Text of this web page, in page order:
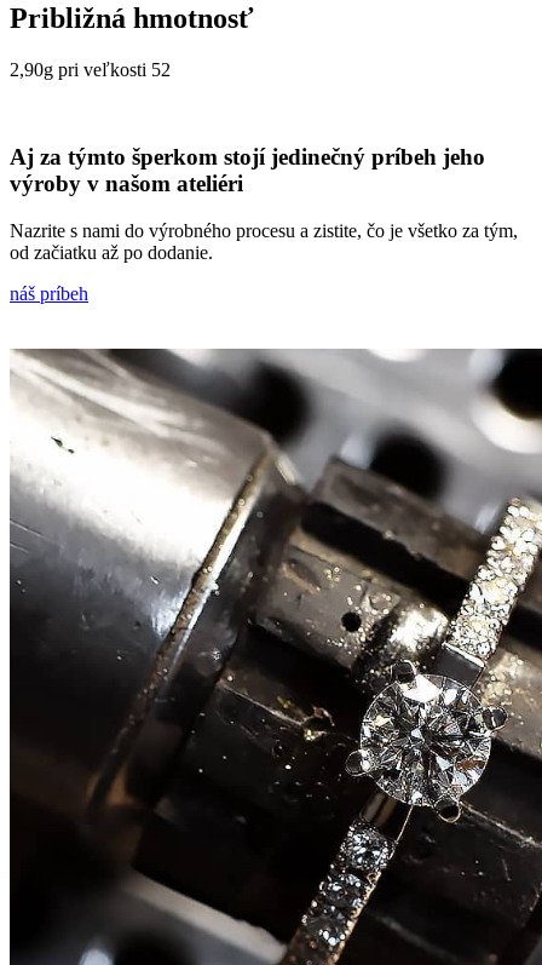
Približná hmotnosť
2,90g pri veľkosti 52
Aj za týmto šperkom stojí jedinečný príbeh jeho
výroby v našom ateliéri
Nazrite s nami do výrobného procesu a zistite, čo je všetko za tým,
od začiatku až po dodanie.
náš príbeh